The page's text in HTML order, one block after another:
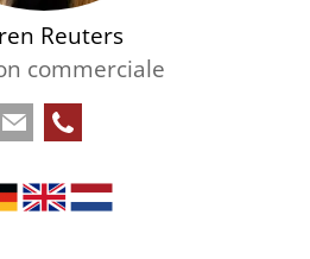
Reuters
commerciale